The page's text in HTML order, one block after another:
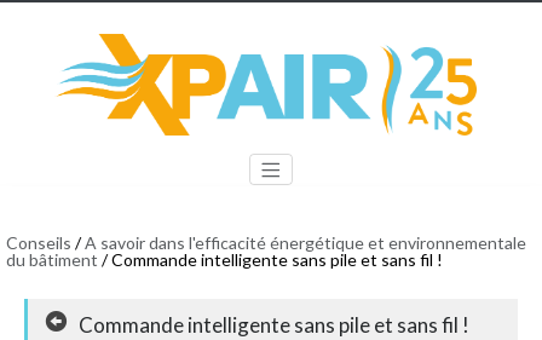
Conseils /A savoir dans l'efficacité énergétique et environnementale
du bâtiment / Commande intelligente sans pile et sans fil !
Commande intelligente sans pile et sans fil !